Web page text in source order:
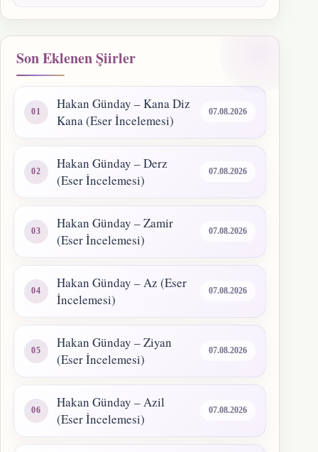
Son Eklenen Şiirler
Hakan Günday – Kana Diz
Kana (Eser İncelemesi)
07.08.2026
Hakan Günday – Derz
(Eser İncelemesi)
07.08.2026
Hakan Günday – Zamir
(Eser İncelemesi)
07.08.2026
Hakan Günday – Az (Eser
İncelemesi)
07.08.2026
Hakan Günday – Ziyan
(Eser İncelemesi)
07.08.2026
Hakan Günday – Azil
(Eser İncelemesi)
07.08.2026